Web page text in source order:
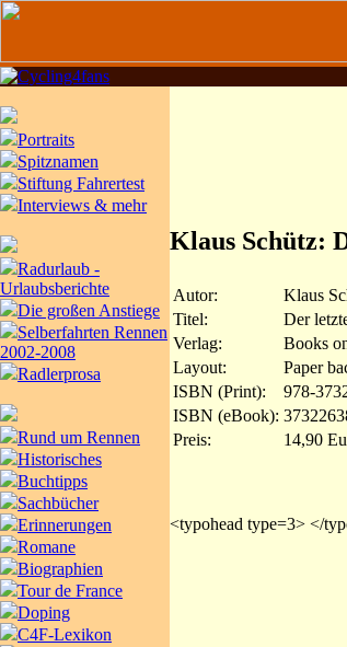
Portraits
Spitznamen
Stiftung Fahrertest
Interviews & mehr
Radurlaub -
Urlaubsberichte
Die großen Anstiege
Selberfahrten Rennen
2002-2008
Radlerprosa
Rund um Rennen
Historisches
Buchtipps
Sachbücher
Erinnerungen
Romane
Biographien
Tour de France
Doping
C4F-Lexikon
Klaus Schütz:
Autor:
Klaus
Titel:
Der
Verlag:
Books
Layout:
Paper
ISBN (Print):
978-
ISBN (eBook):
Preis:
14,90
<typohead type=3> </